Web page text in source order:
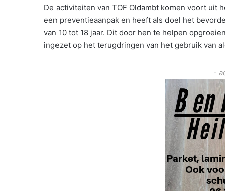
De activiteiten van TOF Oldambt komen voort uit
een preventieaanpak en heeft als doel het
van 10 tot 18 jaar. Dit door hen te helpen
ingezet op het terugdringen van het gebruik van
-